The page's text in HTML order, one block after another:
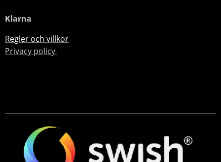
Klarna
Regler och villkor
Privacy policy